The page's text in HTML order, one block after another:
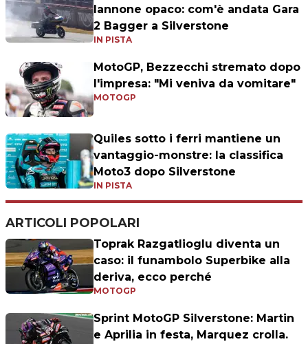
Iannone opaco: com'è andata Gara
2 Bagger a Silverstone
IN PISTA
MotoGP, Bezzecchi stremato dopo
l'impresa: "Mi veniva da vomitare"
MOTOGP
Quiles sotto i ferri mantiene un
vantaggio-monstre: la classifica
Moto3 dopo Silverstone
IN PISTA
ARTICOLI POPOLARI
Toprak Razgatlioglu diventa un
caso: il funambolo Superbike alla
deriva, ecco perché
MOTOGP
Sprint MotoGP Silverstone: Martin
e Aprilia in festa, Marquez crolla.